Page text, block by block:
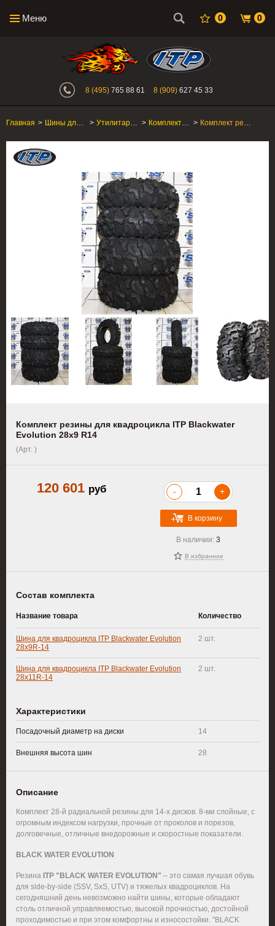
Меню 0 0
Интернет-магазин "Поросенок".
8 (495) 765 88 61 8 (909) 627 45 33
Главная > Шины для квадроцикла > Утилитарные ATV/SxS > Комплекты шин (В ПРОЦЕССЕ) > Комплект резины для квадроцикла ITP Blackwater Evolution 28x9 R14
Комплект резины для квадроцикла ITP Blackwater
Evolution 28x9 R14
(Арт. )
120 601 руб - +
В корзину
В наличии: 3
В избранное
Состав комплекта
Название товара Количество
Шина для квадроцикла ITP Blackwater Evolution
28x9R-14
2 шт.
Шина для квадроцикла ITP Blackwater Evolution
28x11R-14
2 шт.
Характеристики
Посадочный диаметр на диски 14
Внешняя высота шин 28
Описание
Комплект 28-й радиальной резины для 14-х дисков. 8-ми слойные, с
огромным индексом нагрузки, прочные от проколов и порезов,
долговечные, отличные внедорожные и скоростные показатели.
BLACK WATER EVOLUTION
Резина ITP "BLACK WATER EVOLUTION" – это самая лучшая обувь
для side-by-side (SSV, SxS, UTV) и тяжелых квадроциклов. На
сегодняшний день невозможно найти шины, которые обладают
столь отличной управляемостью, высокой прочностью, достойной
проходимостью и при этом комфортны и износостойки. "BLACK